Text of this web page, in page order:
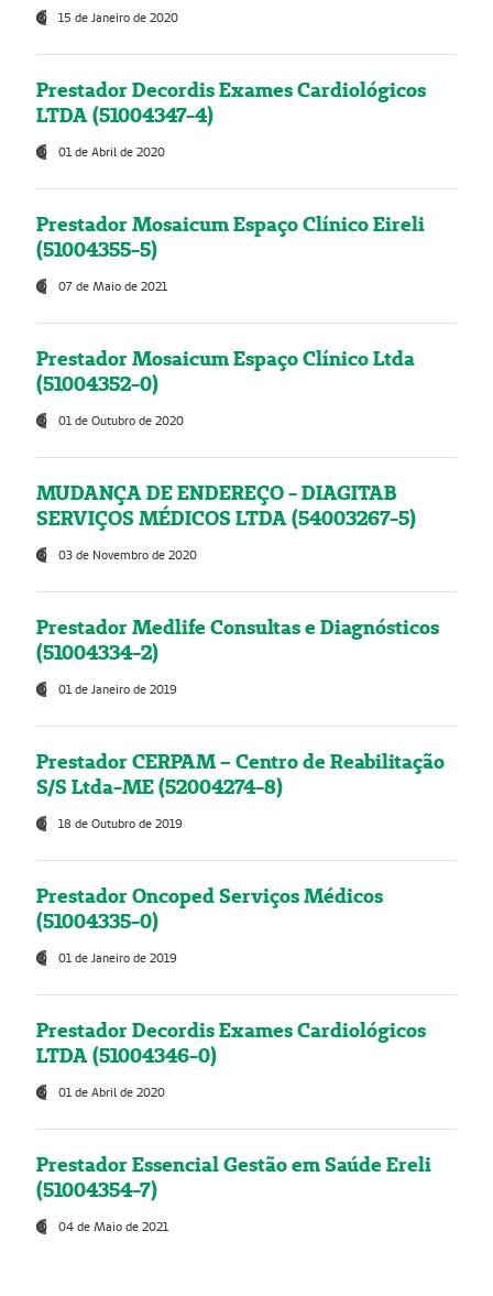
15 de Janeiro de 2020
Prestador Decordis Exames Cardiológicos
LTDA (51004347-4)
01 de Abril de 2020
Prestador Mosaicum Espaço Clínico Eireli
(51004355-5)
07 de Maio de 2021
Prestador Mosaicum Espaço Clínico Ltda
(51004352-0)
01 de Outubro de 2020
MUDANÇA DE ENDEREÇO - DIAGITAB
SERVIÇOS MÉDICOS LTDA (54003267-5)
03 de Novembro de 2020
Prestador Medlife Consultas e Diagnósticos
(51004334-2)
01 de Janeiro de 2019
Prestador CERPAM – Centro de Reabilitação
S/S Ltda-ME (52004274-8)
18 de Outubro de 2019
Prestador Oncoped Serviços Médicos
(51004335-0)
01 de Janeiro de 2019
Prestador Decordis Exames Cardiológicos
LTDA (51004346-0)
01 de Abril de 2020
Prestador Essencial Gestão em Saúde Ereli
(51004354-7)
04 de Maio de 2021